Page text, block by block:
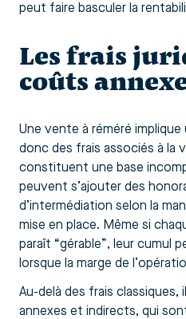
peut faire basculer la
Les frais
coûts
Une vente à réméré
donc des frais associés à la
constituent une base
peuvent s’ajouter des
d’intermédiation selon la
mise en place. Même si
paraît “gérable”, leur cumul
lorsque la marge de
Au-delà des frais
annexes et indirects, qui